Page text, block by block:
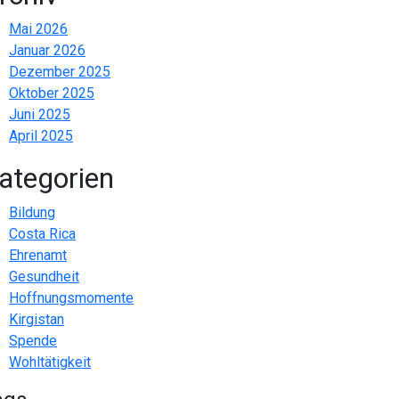
Mai 2026
Januar 2026
Dezember 2025
Oktober 2025
Juni 2025
April 2025
Bildung
Costa Rica
Ehrenamt
Gesundheit
Hoffnungsmomente
Kirgistan
Spende
Wohltätigkeit